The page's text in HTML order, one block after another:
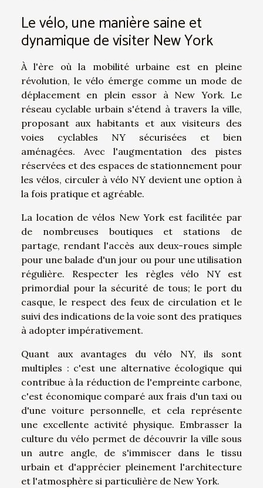
Le vélo, une manière saine et
dynamique de visiter New York
À l'ère où la mobilité urbaine est en pleine
révolution, le vélo émerge comme un mode de
déplacement en plein essor à New York. Le
réseau cyclable urbain s'étend à travers la ville,
proposant aux habitants et aux visiteurs des
voies cyclables NY sécurisées et bien
aménagées. Avec l'augmentation des pistes
réservées et des espaces de stationnement pour
les vélos, circuler à vélo NY devient une option à
la fois pratique et agréable.
La location de vélos New York est facilitée par
de nombreuses boutiques et stations de
partage, rendant l'accès aux deux-roues simple
pour une balade d'un jour ou pour une utilisation
régulière. Respecter les règles vélo NY est
primordial pour la sécurité de tous; le port du
casque, le respect des feux de circulation et le
suivi des indications de la voie sont des pratiques
à adopter impérativement.
Quant aux avantages du vélo NY, ils sont
multiples : c'est une alternative écologique qui
contribue à la réduction de l'empreinte carbone,
c'est économique comparé aux frais d'un taxi ou
d'une voiture personnelle, et cela représente
une excellente activité physique. Embrasser la
culture du vélo permet de découvrir la ville sous
un autre angle, de s'immiscer dans le tissu
urbain et d'apprécier pleinement l'architecture
et l'atmosphère si particulière de New York.